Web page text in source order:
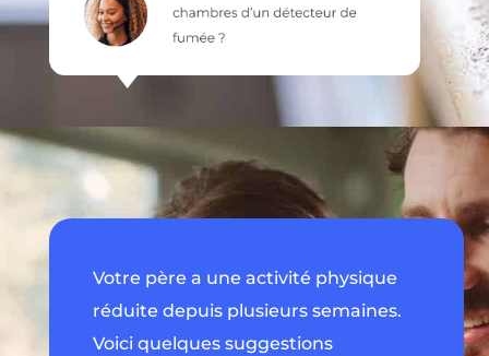
Votre père a une activité physique
réduite depuis plusieurs semaines.
Voici quelques suggestions